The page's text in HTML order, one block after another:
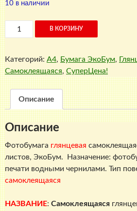
10 в наличии
Количество
товара
Глянцевая
фотобумага
самоклеящаяся,
115
г./
м2,
A4,
20
листов,
ЭкоБум
В КОРЗИНУ
Категорий: A4, Бумага ЭкоБум,
Самоклеящаяся, СуперЦена!
Описание
Описание
Фотобумага глянцевая
листов, ЭкоБум. Назначение:
печати водными чернилами. Тип
самоклеящаяся
НАЗВАНИЕ: Самоклеящаяся